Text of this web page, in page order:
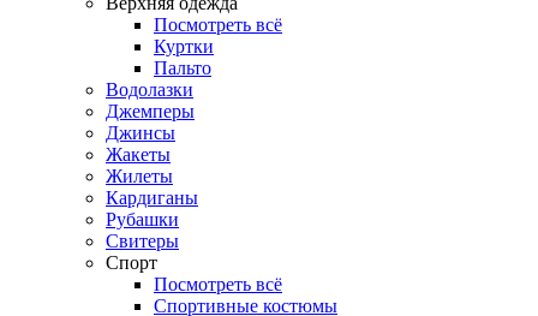
Посмотреть всё
Куртки
Пальто
Водолазки
Джемперы
Джинсы
Жакеты
Жилеты
Кардиганы
Рубашки
Свитеры
Спорт
Посмотреть всё
Спортивные костюмы